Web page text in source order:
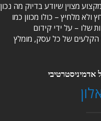
מצוין שיודע בדיוק מה נכון
מלחיץ – כולו מכוון כמו
שלו – על ידי קידום
של כל עסק, מומלץ
אדמיניסטרטיבי